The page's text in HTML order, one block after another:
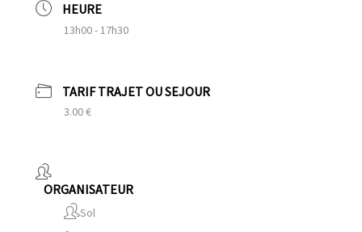
HEURE
13h00 - 17h30
TARIF TRAJET OU SEJOUR
3.00 €
ORGANISATEUR
Sol